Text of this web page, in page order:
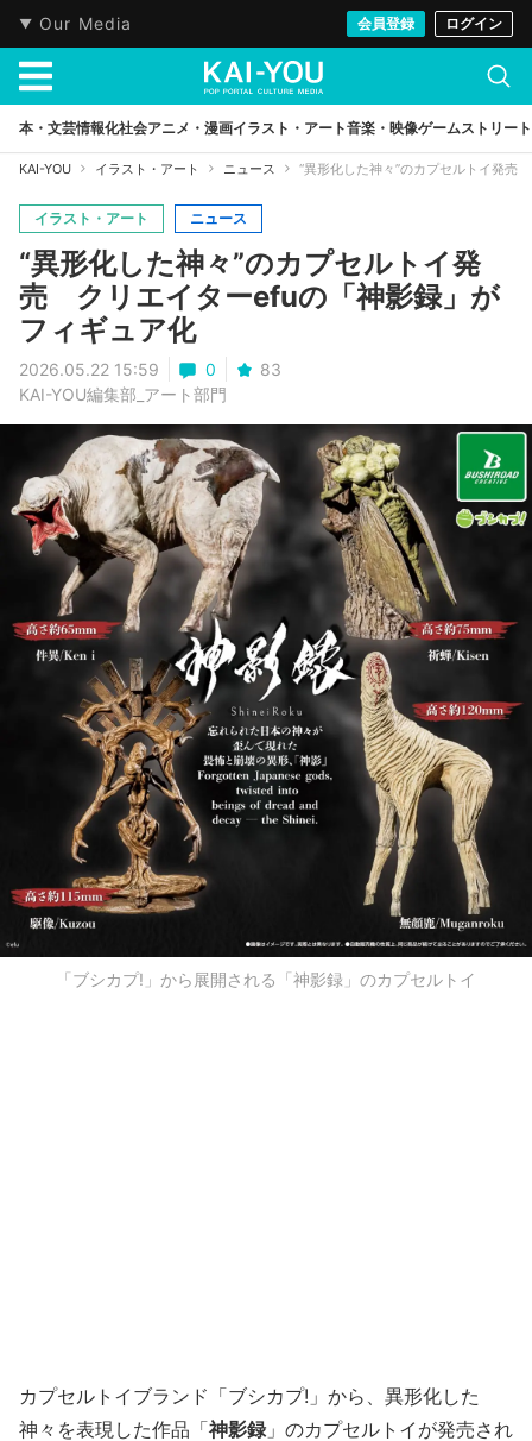
Our Media 会員登録 ログイン
本・文芸情報化社会アニメ・漫画イラスト・アート音楽・映像ゲームストリート
KAI-YOU イラスト・アート ニュース “異形化した神々”のカプセルトイ発
イラスト・アート ニュース
“異形化した神々”のカプセルトイ発
売 クリエイターefuの「神影録」が
フィギュア化
2026.05.22 15:59 0
83
KAI-YOU編集部_アート部門
「ブシカプ!」から展開される「神影録」のカプセルトイ
カプセルトイブランド「ブシカプ!」から、異形化した
神々を表現した作品「神影録」のカプセルトイが発売され